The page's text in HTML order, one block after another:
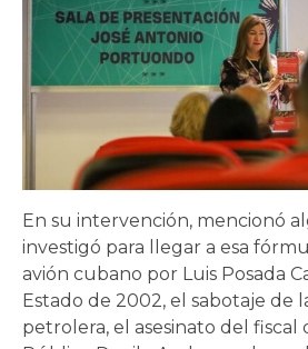
En su intervención, mencionó
investigó para llegar a esa
avión cubano por Luis Posada
Estado de 2002, el sabotaje de
petrolera, el asesinato del fiscal